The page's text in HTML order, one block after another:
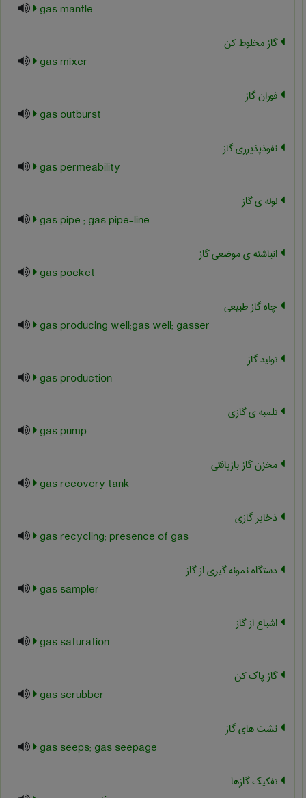
gas mantle
گاز مخلوط کن
gas mixer
فوران گاز
gas outburst
نفوذپذیرری گاز
gas permeability
لوله ی گاز
gas pipe ; gas pipe-line
انباشته ی موضعی گاز
gas pocket
چاه گاز طبیعی
gas producing well;gas well; gasser
تولید گاز
gas production
تلمبه ی گازی
gas pump
مخزن گاز بازیافتی
gas recovery tank
ذخایر گازی
gas recycling; presence of gas
دستگاه نمونه گیری از گاز
gas sampler
اشباع از گاز
gas saturation
گاز پاک کن
gas scrubber
نشت های گاز
gas seeps; gas seepage
تفکیک گازها